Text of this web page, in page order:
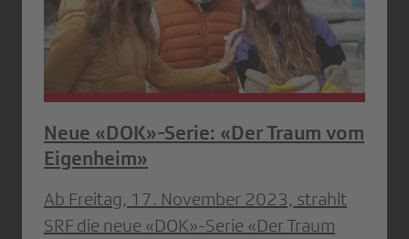
Neue «DOK»-Serie: «Der Traum vom
Eigenheim»
Ab Freitag, 17. November 2023, strahlt
SRF die neue «DOK»-Serie «Der Traum